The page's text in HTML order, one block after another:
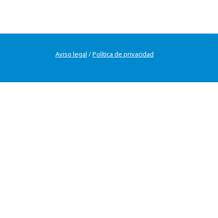
Aviso legal /Política de privacidad